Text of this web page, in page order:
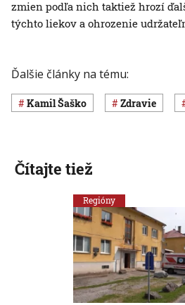
zmien podľa nich taktiež hrozí
týchto liekov a ohrozenie
Ďalšie články na tému:
Kamil Šaško Zdravie
Čítajte tiež
Regióny